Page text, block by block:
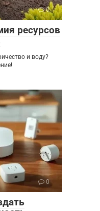
0
ресурсов
и воду?
0